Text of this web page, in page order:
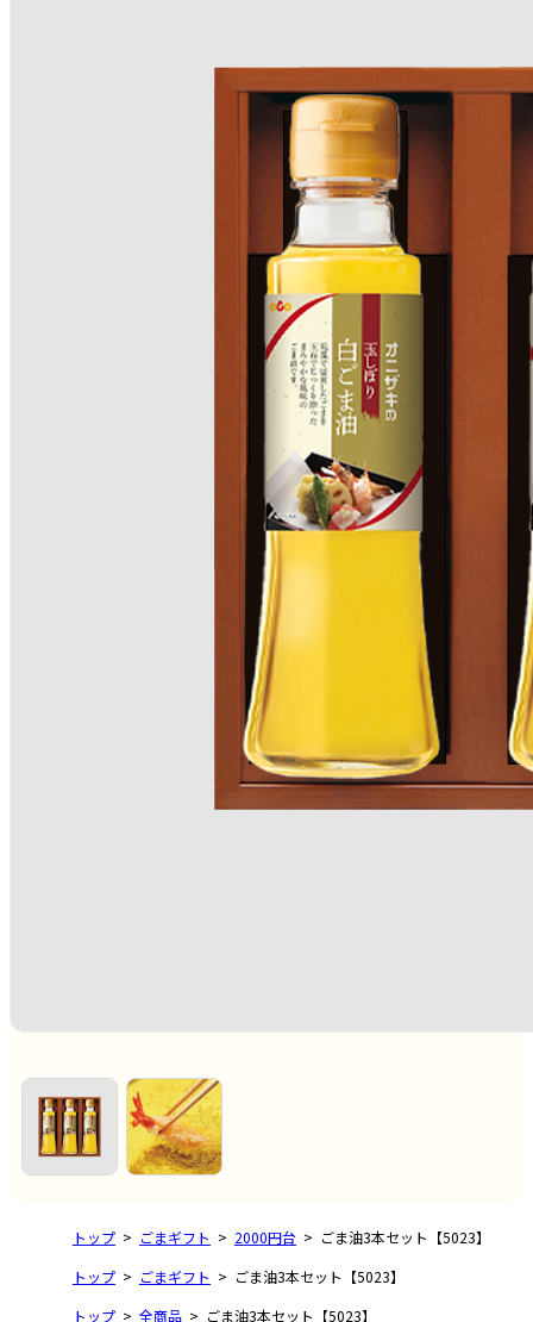
トップ ごまギフト 2000円台
ごま油3本セット【5023】
トップ
ごまギフト
ごま油3本セット【5023】
トップ
全商品 ごま油3本セット【5023】